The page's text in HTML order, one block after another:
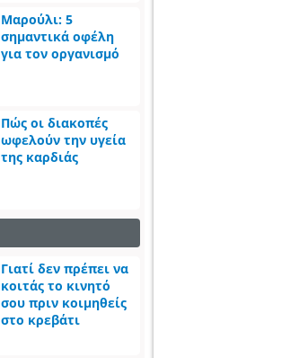
Μαρούλι: 5
σημαντικά οφέλη
για τον οργανισμό
Πώς οι διακοπές
ωφελούν την υγεία
της καρδιάς
Γιατί δεν πρέπει να
κοιτάς το κινητό
σου πριν κοιμηθείς
στο κρεβάτι